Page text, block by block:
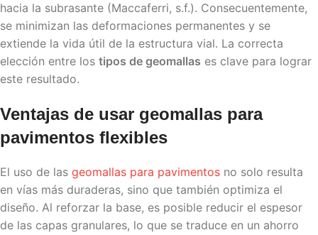
hacia la subrasante (Maccaferri, s.f.). Consecuentemente,
se minimizan las deformaciones permanentes y se
extiende la vida útil de la estructura vial. La correcta
elección entre los tipos de geomallas es clave para lograr
este resultado.
Ventajas de usar geomallas para
pavimentos flexibles
El uso de las geomallas para pavimentos no solo resulta
en vías más duraderas, sino que también optimiza el
diseño. Al reforzar la base, es posible reducir el espesor
de las capas granulares, lo que se traduce en un ahorro